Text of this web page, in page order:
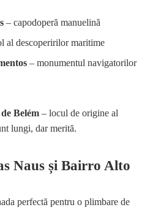
– capodoperă manuelină
al descoperirilor maritime
– monumentul navigatorilor
Belém – locul de origine al
lungi, dar merită.
Naus și Bairro Alto
perfectă pentru o plimbare de